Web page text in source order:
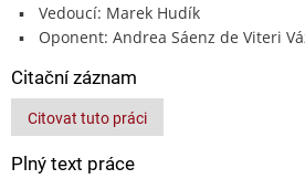
Vedoucí: Marek Hudík
Oponent: Andrea Sáenz de Viteri
Citační záznam
Citovat tuto práci
Plný text práce